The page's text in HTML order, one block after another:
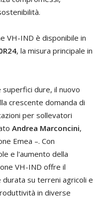
VH-IND è disponibile in
, la misura principale in
dure, il nuovo
crescente domanda di
per sollevatori
Andrea Marconcini,
Emea –. Con
e l'aumento della
VH-IND offre il
su terreni agricoli e
in diverse